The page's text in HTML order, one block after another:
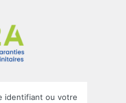
identifiant ou votre